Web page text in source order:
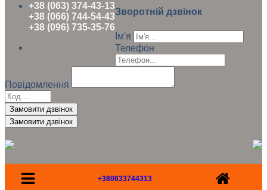
+38 (063) 374-43-13
+38 (066) 744-54-43
+38 (096) 735-35-76
Зворотній дзвінок
Ім'я
Телефон
Повідомлення
Замовити дзвінок
+380633744313